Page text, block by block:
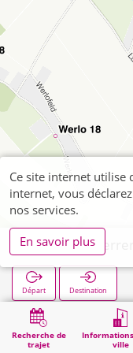
Recherche de
trajet
ville
Karken Scherrers
Départ Destination
Démarrage Karken
Ce site internet utilise
internet, vous
nos services.
En savoir plus